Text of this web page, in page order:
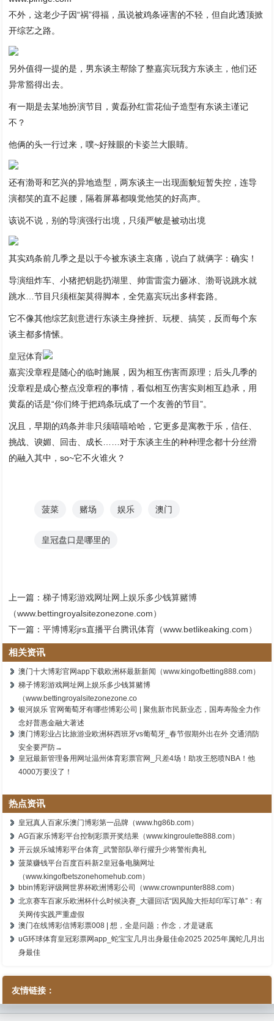
不外，这老少子因“祸”得福，虽说被鸡条诬害的不轻，但自此透顶掀
开综艺之路。
另外值得一提的是，男东谈主帮除了整嘉宾玩我方东谈主，他们还
异常豁得出去。
有一期是去某地扮演节目，黄磊孙红雷花仙子造型有东谈主谨记
不？
他俩的头一行过来，噗~好辣眼的卡姿兰大眼睛。
还有渤哥和艺兴的异地造型，两东谈主一出现面貌短暂失控，连导
演都笑的直不起腰，隔着屏幕都嗅觉他笑的好高声。
该说不说，别的导演强行出境，只须严敏是被动出境
其实鸡条前几季之是以于今被东谈主哀痛，说白了就俩字：确实！
导演组炸车、小猪把钥匙扔湖里、帅雷雷蛮力砸冰、渤哥说跳水就
跳水…节目只须框架莫得脚本，全凭嘉宾玩出多样套路。
它不像其他综艺刻意进行东谈主身挫折、玩梗、搞笑，反而每个东
谈主都多情愫。
皇冠体育
嘉宾没章程是随心的临时施展，因为相互伤害而原理；后头几季的
没章程是成心整点没章程的事情，看似相互伤害实则相互趋承，用
黄磊的话是“你们终于把鸡条玩成了一个友善的节目”。
况且，早期的鸡条并非只须嘻嘻哈哈，它更多是寓教于乐，信任、
挑战、谀媚、回击、成长……对于东谈主生的种种理念都十分丝滑
的融入其中，so~它不火谁火？
菠菜 赌场 娱乐 澳门
皇冠盘口是哪里的
上一篇：梯子博彩游戏网址网上娱乐多少钱算赌博
（www.bettingroyalsitezonezone.com）
下一篇：平博博彩jrs直播平台腾讯体育（www.betlikeaking.com）
相关资讯
澳门十大博彩官网app下载欧洲杯最新新闻（www.kingofbetting888.com）
梯子博彩游戏网址网上娱乐多少钱算赌博
（www.bettingroyalsitezonezone.co
银河娱乐 官网葡萄牙有哪些博彩公司 | 聚焦新市民新业态，国寿寿险全力作
念好普惠金融大著述
澳门博彩业占比旅游业欧洲杯西班牙vs葡萄牙_春节假期外出在外 交通消防
安全要严防→
皇冠最新管理备用网址温州体育彩票官网_只差4场！助攻王怒喷NBA！他
4000万要没了！
热点资讯
皇冠真人百家乐澳门博彩第一品牌（www.hg86b.com）
AG百家乐博彩平台控制彩票开奖结果（www.kingroulette888.com）
开云娱乐城博彩平台体育_武警部队举行擢升少将警衔典礼
菠菜赚钱平台百度百科新2皇冠备电脑网址
（www.kingofbetszonehomehub.com）
bbin博彩评级网世界杯欧洲博彩公司（www.crownpunter888.com）
北京赛车百家乐欧洲杯什么时候决赛_大疆回话“因风险大拒却印军订单”：有
关网传实践严重虚假
澳门在线博彩信博彩票008 | 想，全是问题；作念，才是谜底
uG环球体育皇冠彩票网app_蛇宝宝几月出身最佳命2025 2025年属蛇几月出
身最佳
友情链接：